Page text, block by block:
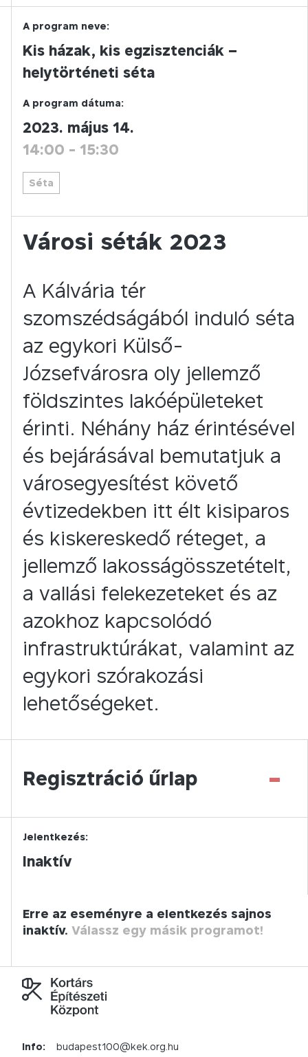
A program neve:
Kis házak, kis egzisztenciák –
helytörténeti séta
A program dátuma:
2023. május 14.
14:00 - 15:30
Séta
Városi séták 2023
A Kálvária tér
szomszédságából induló séta
az egykori Külső-
Józsefvárosra oly jellemző
földszintes lakóépületeket
érinti. Néhány ház érintésével
és bejárásával bemutatjuk a
városegyesítést követő
évtizedekben itt élt kisiparos
és kiskereskedő réteget, a
jellemző lakosságösszetételt,
a vallási felekezeteket és az
azokhoz kapcsolódó
infrastruktúrákat, valamint az
egykori szórakozási
lehetőségeket.
Regisztráció űrlap -
Jelentkezés:
Inaktív
Erre az eseményre a elentkezés sajnos
inaktív. Válassz egy másik programot!
Info: budapest100@kek.org.hu